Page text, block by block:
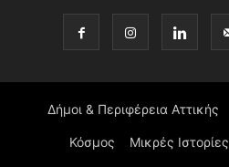
Δήμοι & Περιφέρεια Αττικής
Κόσμος Μικρές Ιστορίες